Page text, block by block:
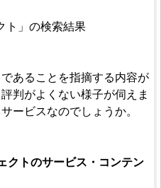
ト」の検索結果
あることを指摘する内容が
判がよくない様子が伺えま
ービスなのでしょうか。
クトのサービス・コンテン